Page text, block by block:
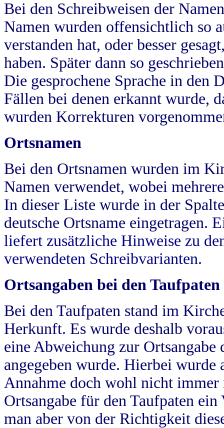
Bei den Schreibweisen der
Namen wurden offensichtlich so
verstanden hat, oder besser
haben. Später dann so
Die gesprochene Sprache in
Fällen bei denen erkannt wurde,
wurden Korrekturen
Ortsnamen
Bei den Ortsnamen wurden im
Namen verwendet, wobei
In dieser Liste wurde in der
deutsche Ortsname eingetragen.
liefert zusätzliche Hinweise zu
verwendeten Schreibvarianten.
Ortsangaben bei den Taufpaten
Bei den Taufpaten stand im
Herkunft. Es wurde deshalb
eine Abweichung zur
angegeben wurde. Hierbei wurde
Annahme doch wohl nicht
Ortsangabe für den Taufpaten
man aber von der Richtigkeit